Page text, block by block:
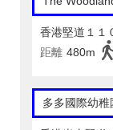
香港堅道１１
距離 480m
多多國際幼稚